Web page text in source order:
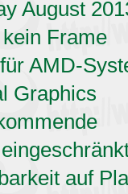
August
Frame
AMD-
Graphics
auf